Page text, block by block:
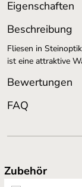
Eigenschaften
Beschreibung
Fliesen in
ist eine attraktive
Bewertungen
FAQ
Produktgalerie
Zubehör